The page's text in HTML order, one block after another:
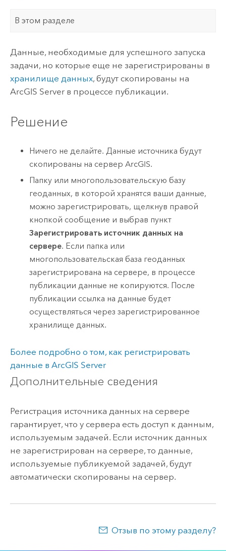
В этом разделе
Данные, необходимые для успешного запуска
задачи, но которые еще не зарегистрированы в
хранилище данных, будут скопированы на
ArcGIS Server в процессе публикации.
Решение
Ничего не делайте. Данные источника будут
скопированы на сервер ArcGIS.
Папку или многопользовательскую базу
геоданных, в которой хранятся ваши данные,
можно зарегистрировать, щелкнув правой
кнопкой сообщение и выбрав пункт
Зарегистрировать источник данных на
сервере. Если папка или
многопользовательская база геоданных
зарегистрирована на сервере, в процессе
публикации данные не копируются. После
публикации ссылка на данные будет
осуществляться через зарегистрированное
хранилище данных.
Более подробно о том, как регистрировать
данные в ArcGIS Server
Дополнительные сведения
Регистрация источника данных на сервере
гарантирует, что у сервера есть доступ к данным,
используемым задачей. Если источник данных
не зарегистрирован на сервере, то данные,
используемые публикуемой задачей, будут
автоматически скопированы на сервер.
Отзыв по этому разделу?